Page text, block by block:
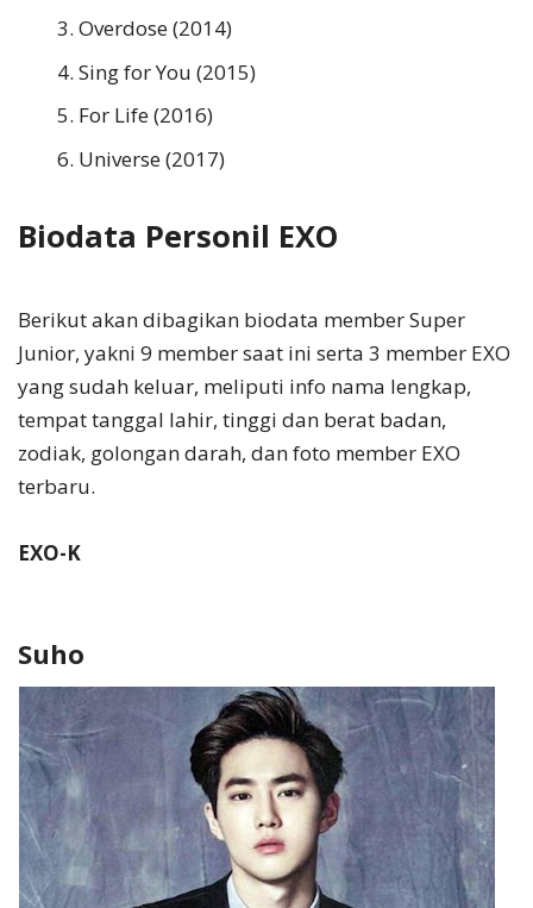
Overdose (2014)
Sing for You (2015)
For Life (2016)
Universe (2017)
Biodata Personil EXO
Berikut akan dibagikan biodata member Super
Junior, yakni 9 member saat ini serta 3 member EXO
yang sudah keluar, meliputi info nama lengkap,
tempat tanggal lahir, tinggi dan berat badan,
zodiak, golongan darah, dan foto member EXO
terbaru.
EXO-K
Suho